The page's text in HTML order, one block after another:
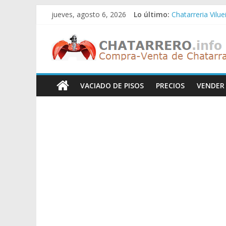
Saltar
contenido
jueves, agosto 6, 2026 Lo último: Chatarreria
Chatarreria
Chatarreria
Chatarreros
–
Precio
VACIADO DE PISOS PRECIOS